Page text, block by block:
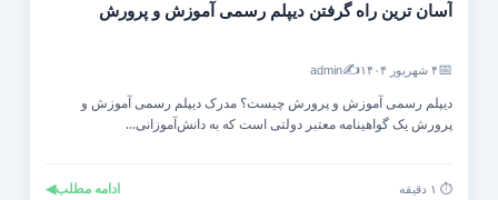
آسان ترین راه گرفتن دیپلم رسمی آموزش و پرورش
۴ شهریور ۱۴۰۴ ✍️
admin
دیپلم رسمی آموزش و پرورش چیست؟ مدرک دیپلم رسمی آموزش و
پرورش یک گواهینامه معتبر دولتی است که به دانش‌آموزانی...
ادامه مطلب◀